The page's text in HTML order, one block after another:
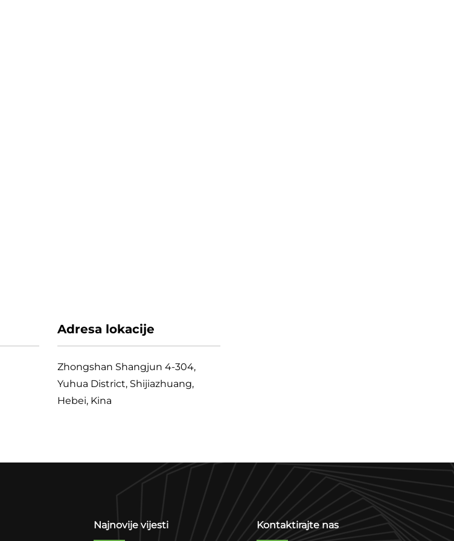
Adresa lokacije
Zhongshan Shangjun 4-304,
Yuhua District, Shijiazhuang,
Hebei, Kina
Najnovije vijesti Kontaktirajte nas